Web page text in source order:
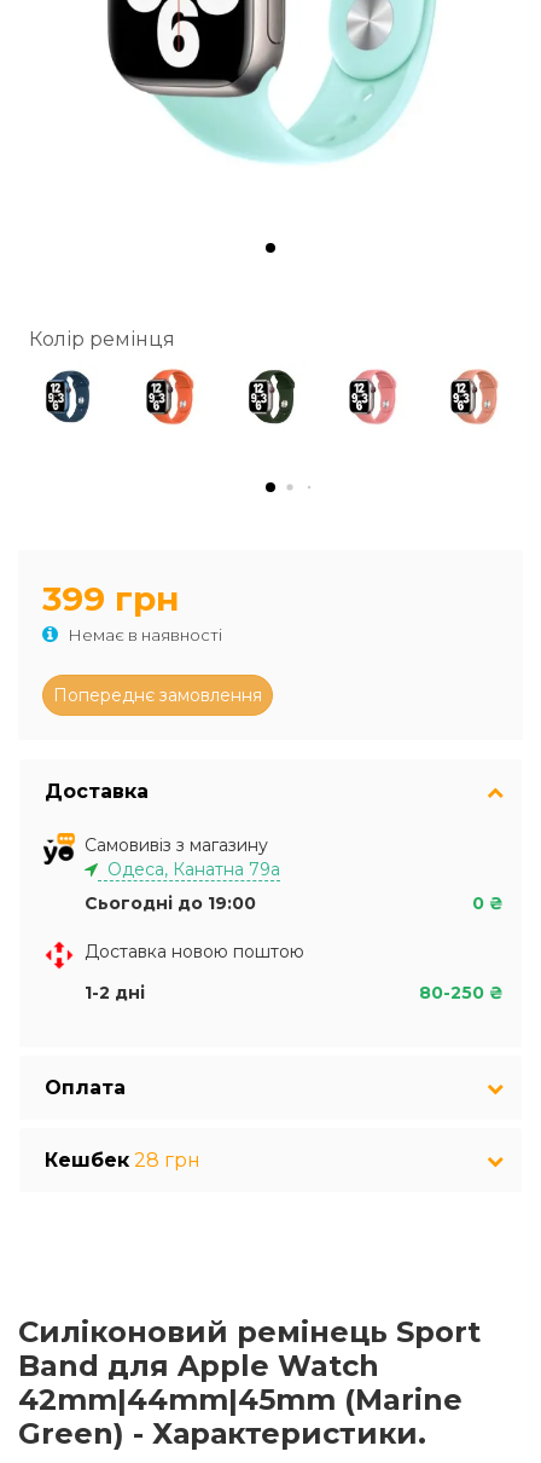
Колір ремінця
399 грн
Немає в наявності
Доставка
Самовивіз з магазину
Одеса, Канатна 79а
Сьогодні до 19:00
0 ₴
Доставка новою поштою
1-2 дні
80-250 ₴
Оплата
Кешбек 28 грн
Силіконовий ремінець Sport
Band для Apple Watch
42mm|44mm|45mm (Marine
Green) - Характеристики.